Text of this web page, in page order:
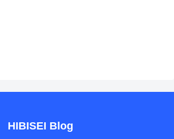
HIBISEI Blog